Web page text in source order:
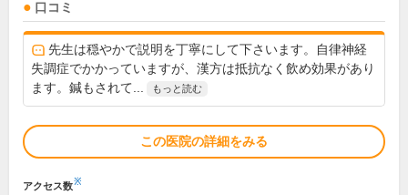
口コミ
先生は穏やかで説明を丁寧にして下さいます。自律神経
失調症でかかっていますが、漢方は抵抗なく飲め効果があり
ます。鍼もされて...
もっと読む
この医院の詳細をみる
アクセス数※